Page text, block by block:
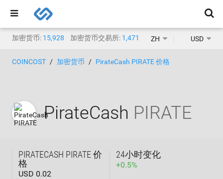
加密货币: 15,928 加密货币交易所: 1,471 ZH USD
COINCOST 加密货币 PirateCash PIRATE 价格
PirateCash PIRATE
PIRATECASH PIRATE 价
格
USD 0.02
24小时变化
+0.5%